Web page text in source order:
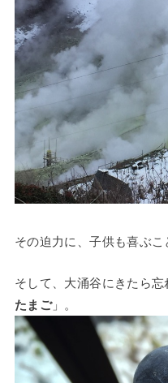
その迫力に、子供も喜ぶこ
そして、大涌谷にきたら
たまご」。